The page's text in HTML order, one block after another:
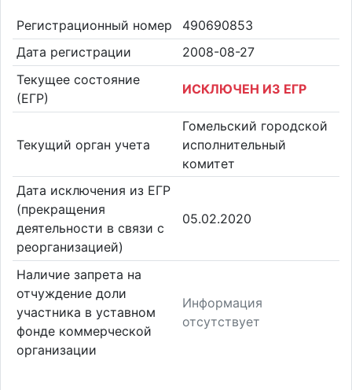
Регистрационный номер
490690853
Дата регистрации
2008-08-27
Текущее состояние
(ЕГР)
ИСКЛЮЧЕН ИЗ ЕГР
Текущий орган учета
Гомельский городской
исполнительный
комитет
Дата исключения из ЕГР
(прекращения
деятельности в связи с
реорганизацией)
05.02.2020
Наличие запрета на
отчуждение доли
участника в уставном
фонде коммерческой
организации
Информация
отсутствует